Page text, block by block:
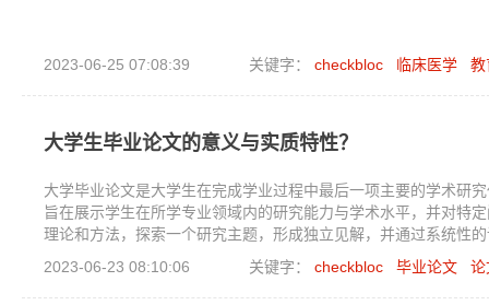
2023-06-25 07:08:39 关键字： checkbloc 临床医学 教
大学生毕业论文的意义与实质特性？
大学毕业论文是大学生在完成学业过程中最后一项主要的学术研
旨在展示学生在所学专业领域内的研究能力与学术水平，并对特
理论和方法，探索一个研究主题，形成独立见解，并通过系统性
2023-06-23 08:10:06
关键字： checkbloc 毕业论文 论